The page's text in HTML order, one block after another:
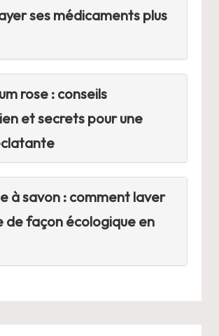
ses médicaments plus
rose : conseils
et secrets pour une
à savon : comment laver
de façon écologique en